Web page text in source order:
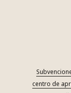
centro de